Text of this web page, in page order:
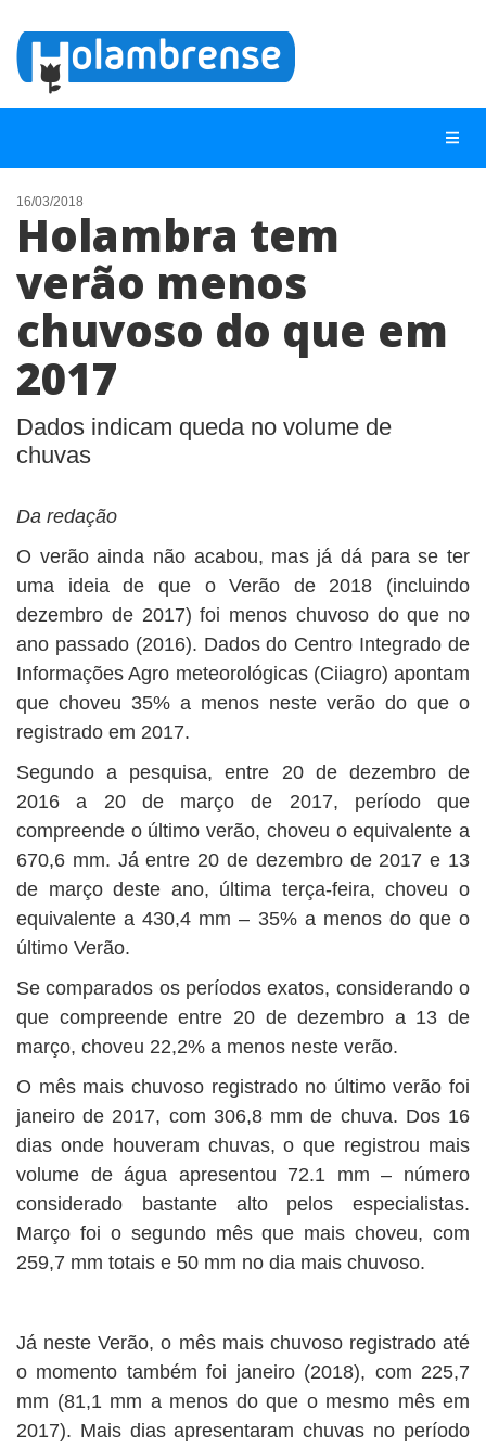
NOTÍCIAS
LISTA DIGITAL
TELEFONES ÚTEIS
ANUNCIE
16/03/2018
Holambra tem
verão menos
chuvoso do que em
2017
Dados indicam queda no volume de
chuvas
Da redação
O verão ainda não acabou, mas já dá para se ter
uma ideia de que o Verão de 2018 (incluindo
dezembro de 2017) foi menos chuvoso do que no
ano passado (2016). Dados do Centro Integrado de
Informações Agro meteorológicas (Ciiagro) apontam
que choveu 35% a menos neste verão do que o
registrado em 2017.
Segundo a pesquisa, entre 20 de dezembro de
2016 a 20 de março de 2017, período que
compreende o último verão, choveu o equivalente a
670,6 mm. Já entre 20 de dezembro de 2017 e 13
de março deste ano, última terça-feira, choveu o
equivalente a 430,4 mm – 35% a menos do que o
último Verão.
Se comparados os períodos exatos, considerando o
que compreende entre 20 de dezembro a 13 de
março, choveu 22,2% a menos neste verão.
O mês mais chuvoso registrado no último verão foi
janeiro de 2017, com 306,8 mm de chuva. Dos 16
dias onde houveram chuvas, o que registrou mais
volume de água apresentou 72.1 mm – número
considerado bastante alto pelos especialistas.
Março foi o segundo mês que mais choveu, com
259,7 mm totais e 50 mm no dia mais chuvoso.
Já neste Verão, o mês mais chuvoso registrado até
o momento também foi janeiro (2018), com 225,7
mm (81,1 mm a menos do que o mesmo mês em
2017). Mais dias apresentaram chuvas no período